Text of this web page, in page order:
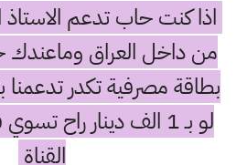
اذا كنت حاب تدعم
من داخل العراق
بطاقة مصرفية تكدر
لو بـ 1 الف دينار راح
القناة